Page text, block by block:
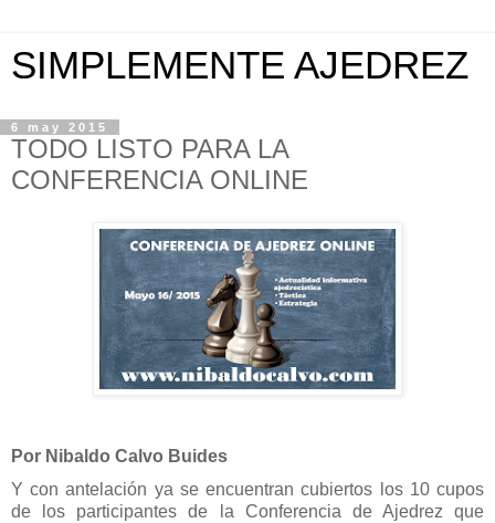
SIMPLEMENTE AJEDREZ
6 may 2015
TODO LISTO PARA LA
CONFERENCIA ONLINE
Por Nibaldo Calvo Buides
Y con antelación ya se encuentran cubiertos los 10 cupos
de los participantes de la Conferencia de Ajedrez que